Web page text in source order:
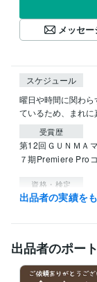
メッセ
スケジュール
曜日や時間に関わ
ているため、まれに
受賞歴
第12回ＧＵＮＭＡ
７期Premiere Pro
資格・検定
小学校教諭免許
高等学校教諭免許
プログラミング言
CSS:1年HTML:1年
出品者の実績を
出品者のポー